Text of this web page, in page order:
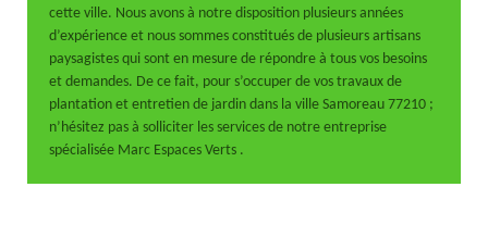
cette ville. Nous avons à notre disposition plusieurs années
d’expérience et nous sommes constitués de plusieurs artisans
paysagistes qui sont en mesure de répondre à tous vos besoins
et demandes. De ce fait, pour s’occuper de vos travaux de
plantation et entretien de jardin dans la ville Samoreau 77210 ;
n’hésitez pas à solliciter les services de notre entreprise
spécialisée Marc Espaces Verts .